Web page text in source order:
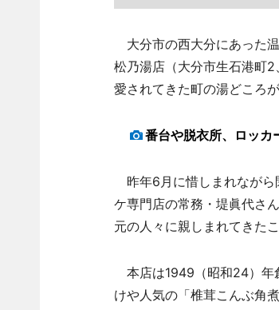
大分市の西大分にあった
松乃湯店（大分市生石港町2
愛されてきた町の湯どころ
番台や脱衣所、ロッカ
昨年6月に惜しまれながら
ケ専門店の常務・堤眞代さ
元の人々に親しまれてきた
本店は1949（昭和24）年
けや人気の「椎茸こんぶ角